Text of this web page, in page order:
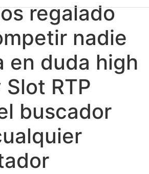
regalado
nadie
en duda high
RTP
buscador